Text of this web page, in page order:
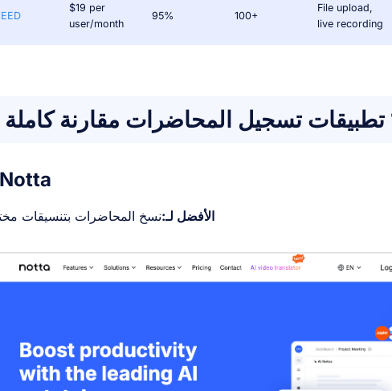
$19 per
user/month
95% 100+
File upload,
live recording
الأفضل لـ:نسخ المحاضرات بتنسيقات